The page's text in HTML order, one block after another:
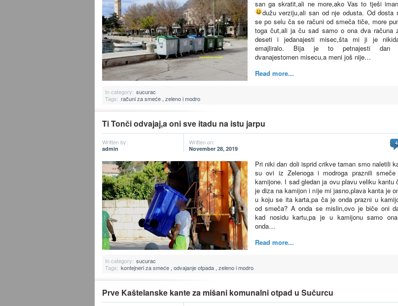
san ga skratit,ali ne more,ako Vas to tješi
dužu verziju,ali san od nje odusta. Od dosta
se po selu ča se računi od smeča tiče, more
toga čut,ali ja ču sad samo o ona dva računa
deseti i jedanajesti misec,šta mi ji je
emajliralo. Bija je to petnajesti dan
dvanajestomen misecu,a meni još nije…
Read more...
In category: sucurac
Tags: računi za smeće , zeleno i modro
Ti Tonči odvajaj,a oni sve itadu na istu jarpu
Written by:
admin
Written on:
November 28, 2019
4
Pri niki dan doli isprid crikve taman smo naletili
su ovi iz Zelenoga i modroga praznili
kamijone. I sad gledan ja ovu plavu veliku kantu
je diza na kamijon i nije mi jasno,plava kanta je
u koju se ita karta,pa ča je onda prazni u
od smeča? A onda se mislin,ovo je biče oni
kad nosidu kartu,pa je u kamijonu samo
onda…
Read more...
In category: sucurac
Tags: kontejneri za smeće , odvajanje otpada , zeleno i modro
Prve Kaštelanske kante za mišani komunalni otpad u Sučurcu